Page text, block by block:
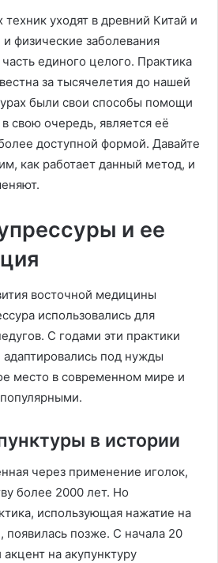
уходят в древний Китай и
физические заболевания
единого целого. Практика
за тысячелетия до нашей
были свои способы помощи
свою очередь, является её
доступной формой. Давайте
как работает данный метод, и
и ее
восточной медицины
использовались для
С годами эти практики
под нужды
место в современном мире и
в истории
через применение иголок,
более 2000 лет. Но
использующая нажатие на
позже. С начала 20
на акупунктуру